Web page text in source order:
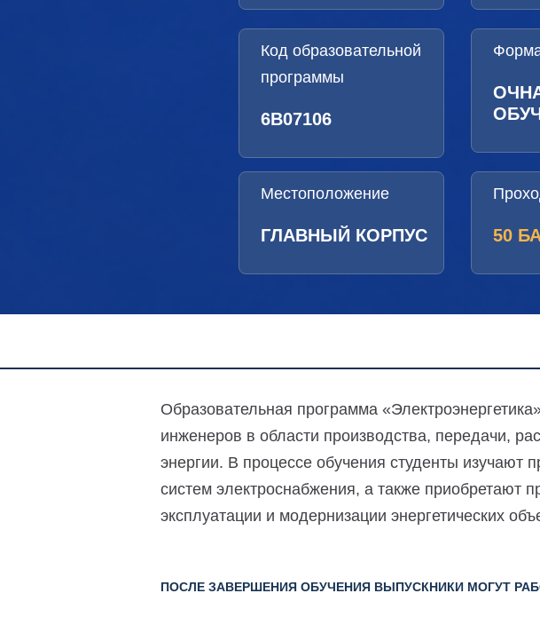
Код образовательной
программы
6B07106
Местоположение
ГЛАВНЫЙ КОРПУС 50
Образовательная программа
инженеров в области производства, передачи,
энергии. В процессе обучения студенты изучают
систем электроснабжения, а также приобретают
эксплуатации и модернизации энергетических
ПОСЛЕ ЗАВЕРШЕНИЯ ОБУЧЕНИЯ ВЫПУСКНИКИ МОГУТ